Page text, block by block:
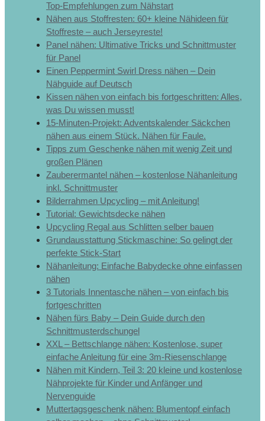
Top-Empfehlungen zum Nähstart
Nähen aus Stoffresten: 60+ kleine Nähideen für
Stoffreste – auch Jerseyreste!
Panel nähen: Ultimative Tricks und Schnittmuster
für Panel
Einen Peppermint Swirl Dress nähen – Dein
Nähguide auf Deutsch
Kissen nähen von einfach bis fortgeschritten: Alles,
was Du wissen musst!
15-Minuten-Projekt: Adventskalender Säckchen
nähen aus einem Stück. Nähen für Faule.
Tipps zum Geschenke nähen mit wenig Zeit und
großen Plänen
Zauberermantel nähen – kostenlose Nähanleitung
inkl. Schnittmuster
Bilderrahmen Upcycling – mit Anleitung!
Tutorial: Gewichtsdecke nähen
Upcycling Regal aus Schlitten selber bauen
Grundausstattung Stickmaschine: So gelingt der
perfekte Stick-Start
Nähanleitung: Einfache Babydecke ohne einfassen
nähen
3 Tutorials Innentasche nähen – von einfach bis
fortgeschritten
Nähen fürs Baby – Dein Guide durch den
Schnittmusterdschungel
XXL – Bettschlange nähen: Kostenlose, super
einfache Anleitung für eine 3m-Riesenschlange
Nähen mit Kindern, Teil 3: 20 kleine und kostenlose
Nähprojekte für Kinder und Anfänger und
Nervenguide
Muttertagsgeschenk nähen: Blumentopf einfach